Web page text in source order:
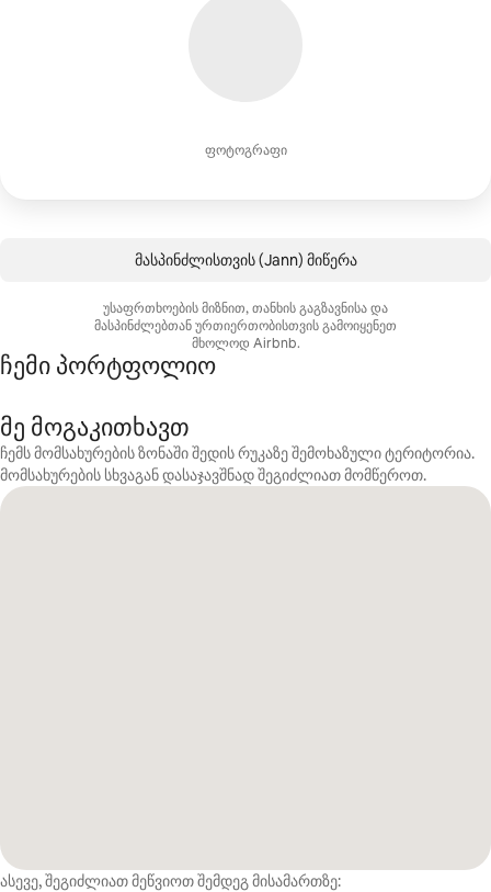
ფოტოგრაფი
მასპინძლისთვის (Jann) მიწერა
უსაფრთხოების მიზნით, თანხის გაგზავნისა და
მასპინძლებთან ურთიერთობისთვის გამოიყენეთ
მხოლოდ Airbnb.
ჩემი პორტფოლიო
მე მოგაკითხავთ
ჩემს მომსახურების ზონაში შედის რუკაზე შემოხაზული ტერიტორია.
მომსახურების სხვაგან დასაჯავშნად შეგიძლიათ მომწეროთ.
ასევე, შეგიძლიათ მეწვიოთ შემდეგ მისამართზე: